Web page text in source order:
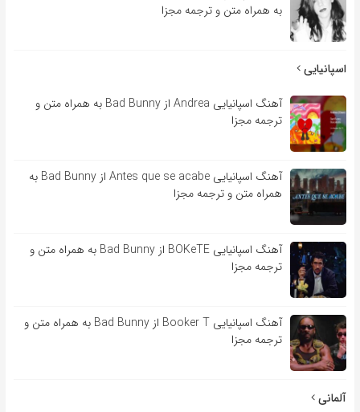
به همراه متن و ترجمه مجزا
اسپانیایی
آهنگ اسپانیایی Andrea از Bad Bunny به همراه متن و
ترجمه مجزا
آهنگ اسپانیایی Antes que se acabe از Bad Bunny به
همراه متن و ترجمه مجزا
آهنگ اسپانیایی BOKeTE از Bad Bunny به همراه متن و
ترجمه مجزا
آهنگ اسپانیایی Booker T از Bad Bunny به همراه متن و
ترجمه مجزا
آلمانی